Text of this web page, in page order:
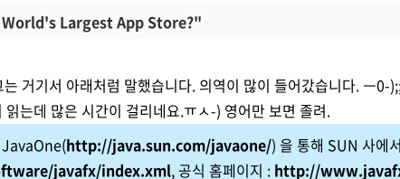
Largest App Store?"
거기서 아래처럼 말했습니다. 의역이 많이 들어갔습니다. ㅡ0-
는데 많은 시간이 걸리네요.ㅠㅅ-) 영어만 보면 졸려.
JavaOne(http://java.sun.com/javaone/) 을 통해 SUN 사에
javafx/index.xml, 공식 홈페이지 : http://